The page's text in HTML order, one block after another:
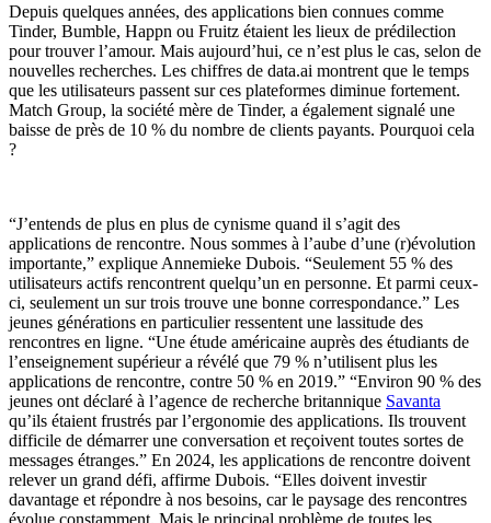
Depuis quelques années, des applications bien connues comme
Tinder, Bumble, Happn ou Fruitz étaient les lieux de prédilection
pour trouver l’amour. Mais aujourd’hui, ce n’est plus le cas, selon de
nouvelles recherches. Les chiffres de data.ai montrent que le temps
que les utilisateurs passent sur ces plateformes diminue fortement.
Match Group, la société mère de Tinder, a également signalé une
baisse de près de 10 % du nombre de clients payants. Pourquoi cela
?
“J’entends de plus en plus de cynisme quand il s’agit des
applications de rencontre. Nous sommes à l’aube d’une (r)évolution
importante,” explique Annemieke Dubois. “Seulement 55 % des
utilisateurs actifs rencontrent quelqu’un en personne. Et parmi ceux-
ci, seulement un sur trois trouve une bonne correspondance.” Les
jeunes générations en particulier ressentent une lassitude des
rencontres en ligne. “Une étude américaine auprès des étudiants de
l’enseignement supérieur a révélé que 79 % n’utilisent plus les
applications de rencontre, contre 50 % en 2019.” “Environ 90 % des
jeunes ont déclaré à l’agence de recherche britannique Savanta
qu’ils étaient frustrés par l’ergonomie des applications. Ils trouvent
difficile de démarrer une conversation et reçoivent toutes sortes de
messages étranges.” En 2024, les applications de rencontre doivent
relever un grand défi, affirme Dubois. “Elles doivent investir
davantage et répondre à nos besoins, car le paysage des rencontres
évolue constamment. Mais le principal problème de toutes les